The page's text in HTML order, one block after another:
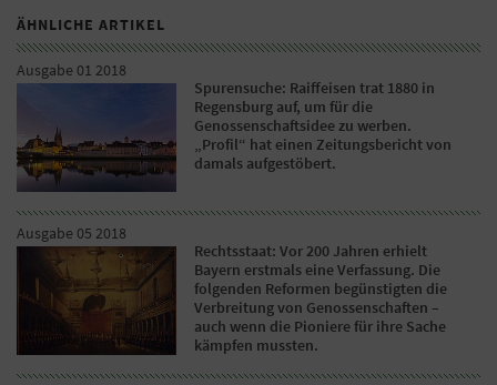
ÄHNLICHE ARTIKEL
Ausgabe 01 2018
Spurensuche: Raiffeisen trat 1880 in
Regensburg auf, um für die
Genossenschaftsidee zu werben.
„Profil“ hat einen Zeitungsbericht von
damals aufgestöbert.
Ausgabe 05 2018
Rechtsstaat: Vor 200 Jahren erhielt
Bayern erstmals eine Verfassung. Die
folgenden Reformen begünstigten die
Verbreitung von Genossenschaften –
auch wenn die Pioniere für ihre Sache
kämpfen mussten.